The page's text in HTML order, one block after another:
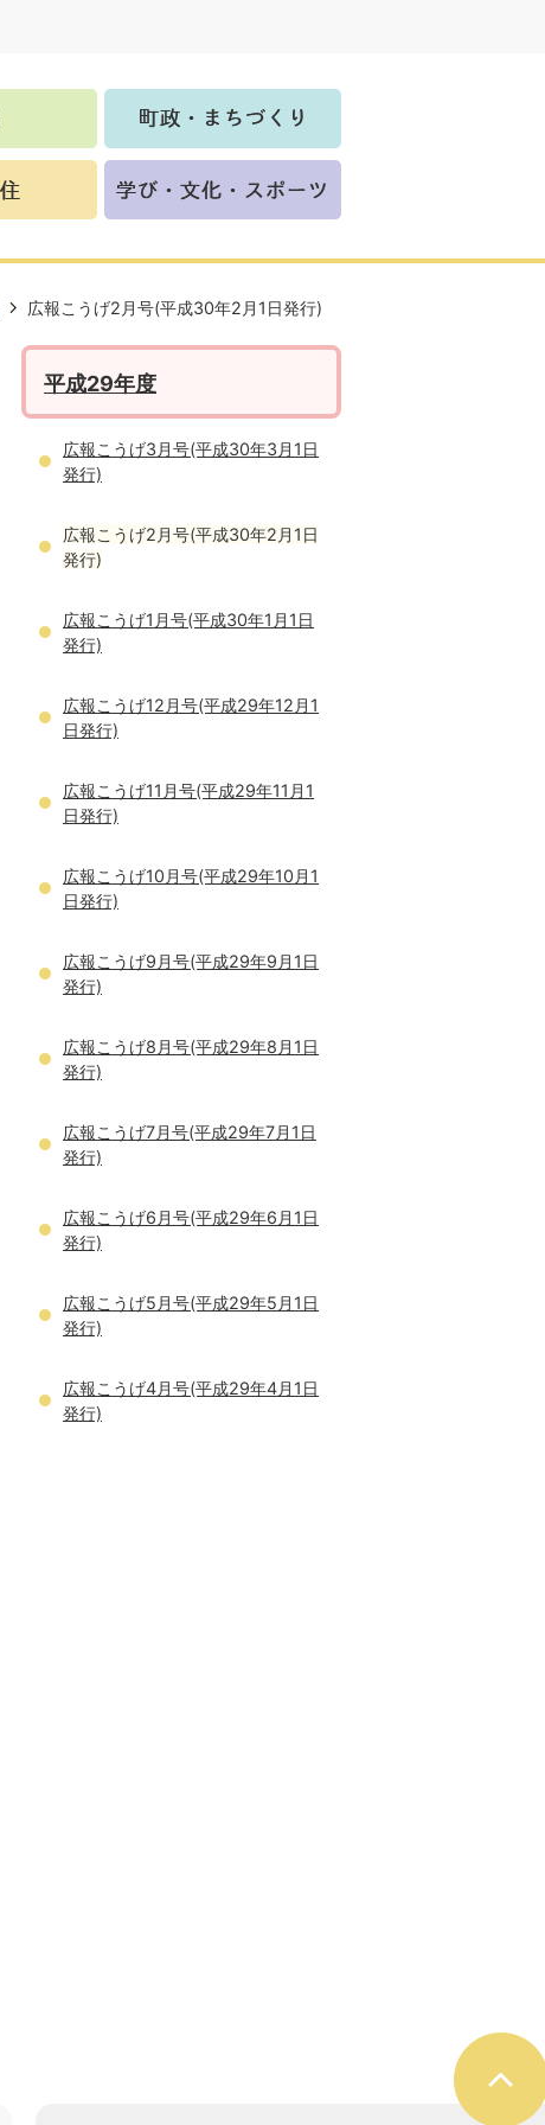
広報こうげ2月号(平成30年2月1日発行)
平成29年度
広報こうげ3月号(平成30年3月1日
発行)
広報こうげ2月号(平成30年2月1日
発行)
広報こうげ1月号(平成30年1月1日
発行)
広報こうげ12月号(平成29年12月1
日発行)
広報こうげ11月号(平成29年11月1
日発行)
広報こうげ10月号(平成29年10月1
日発行)
広報こうげ9月号(平成29年9月1日
発行)
広報こうげ8月号(平成29年8月1日
発行)
広報こうげ7月号(平成29年7月1日
発行)
広報こうげ6月号(平成29年6月1日
発行)
広報こうげ5月号(平成29年5月1日
発行)
広報こうげ4月号(平成29年4月1日
発行)